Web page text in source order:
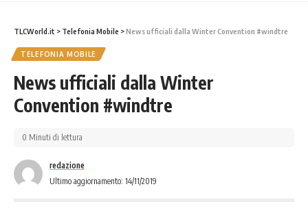
TLCWorld.it > Telefonia Mobile >News ufficiali dalla Winter Convention #windtre
TELEFONIA MOBILE
News ufficiali dalla Winter
Convention #windtre
Ultimo aggiornamento: 14/11/2019
redazione
0 Minuti di lettura